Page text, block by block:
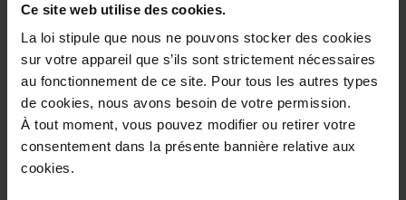
Ce site web utilise des cookies.
La loi stipule que nous ne pouvons stocker des cookies
sur votre appareil que s’ils sont strictement nécessaires
au fonctionnement de ce site. Pour tous les autres types
de cookies, nous avons besoin de votre permission.
À tout moment, vous pouvez modifier ou retirer votre
consentement dans la présente bannière relative aux
cookies.
Description
Caractéristiques
Avis client